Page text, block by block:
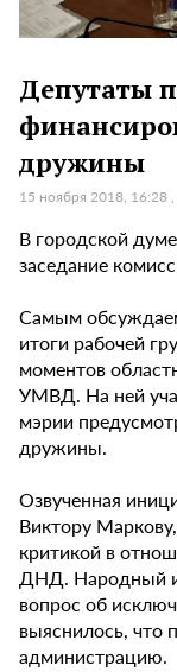
Депутаты
дружины
15 ноября 2018, 16:28
В городской
заседание
Самым
итоги рабочей
моментов
УМВД. На ней
мэрии
дружины.
Озвученная
Виктору
критикой в
ДНД. Народный
вопрос об
выяснилось, что
администрацию.